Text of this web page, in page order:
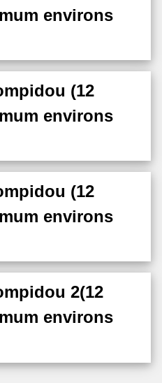
environs
(12
environs
(12
environs
2(12
environs